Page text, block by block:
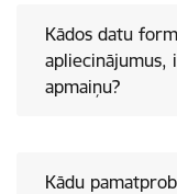
Kādos datu
apliecinājumus,
apmaiņu?
Kādu